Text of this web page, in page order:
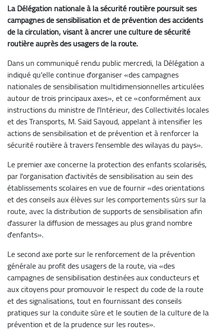
La Délégation nationale à la sécurité routière poursuit ses
campagnes de sensibilisation et de prévention des accidents
de la circulation, visant à ancrer une culture de sécurité
routière auprès des usagers de la route.
Dans un communiqué rendu public mercredi, la Délégation a
indiqué qu'elle continue d'organiser «des campagnes
nationales de sensibilisation multidimensionnelles articulées
autour de trois principaux axes», et ce «conformément aux
instructions du ministre de l'Intérieur, des Collectivités locales
et des Transports, M. Saïd Sayoud, appelant à intensifier les
actions de sensibilisation et de prévention et à renforcer la
sécurité routière à travers l'ensemble des wilayas du pays».
Le premier axe concerne la protection des enfants scolarisés,
par l'organisation d'activités de sensibilisation au sein des
établissements scolaires en vue de fournir «des orientations
et des conseils aux élèves sur les comportements sûrs sur la
route, avec la distribution de supports de sensibilisation afin
d'assurer la diffusion de messages au plus grand nombre
d'enfants».
Le second axe porte sur le renforcement de la prévention
générale au profit des usagers de la route, via «des
campagnes de sensibilisation destinées aux conducteurs et
aux citoyens pour promouvoir le respect du code de la route
et des signalisations, tout en fournissant des conseils
pratiques sur la conduite sûre et le soutien de la culture de la
prévention et de la prudence sur les routes».